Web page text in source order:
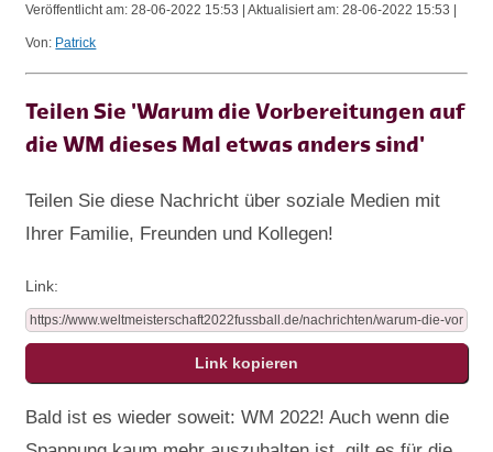
Veröffentlicht am: 28-06-2022 15:53 | Aktualisiert am: 28-06-2022 15:53 |
Von: Patrick
Teilen Sie 'Warum die Vorbereitungen auf
die WM dieses Mal etwas anders sind'
Teilen Sie diese Nachricht über soziale Medien mit
Ihrer Familie, Freunden und Kollegen!
Link:
Bald ist es wieder soweit: WM 2022! Auch wenn die